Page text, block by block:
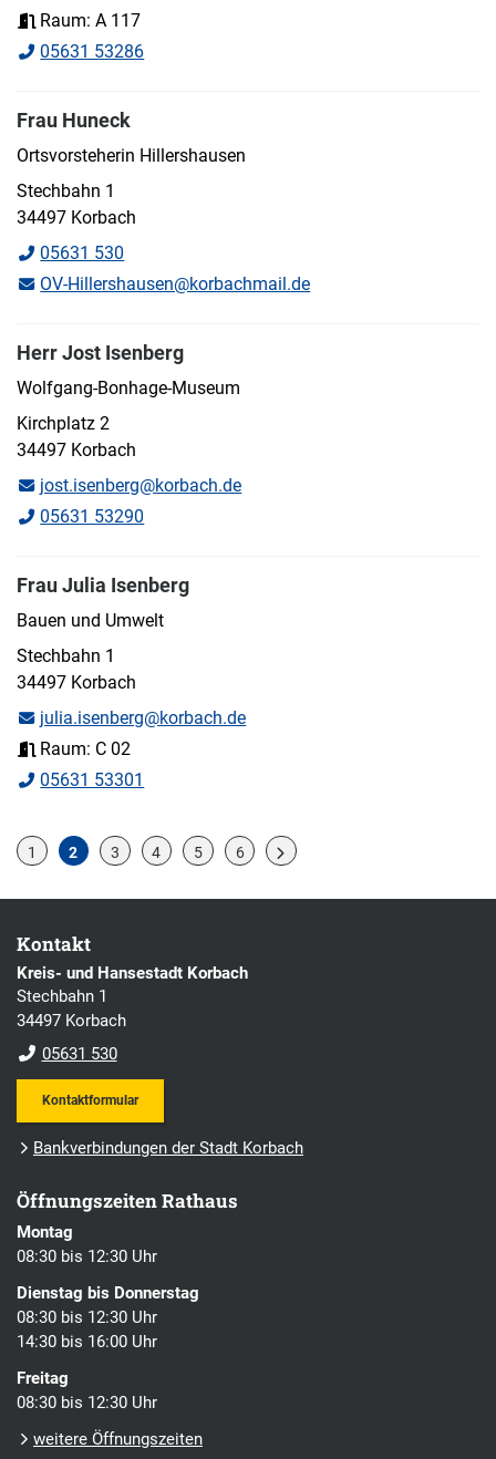
Raum: A 117
05631 53286
Frau Huneck
Ortsvorsteherin Hillershausen
Stechbahn 1
34497 Korbach
05631 530
OV-Hillershausen@korbachmail.de
Herr Jost Isenberg
Wolfgang-Bonhage-Museum
Kirchplatz 2
34497 Korbach
jost.isenberg@korbach.de
05631 53290
Frau Julia Isenberg
Bauen und Umwelt
Stechbahn 1
34497 Korbach
julia.isenberg@korbach.de
Raum: C 02
05631 53301
1 2 3 4 5 6
Kontakt
Kreis- und Hansestadt Korbach
Stechbahn 1
34497 Korbach
05631 530
Kontaktformular
Bankverbindungen der Stadt Korbach
Öffnungszeiten Rathaus
Montag
08:30 bis 12:30 Uhr
Dienstag bis Donnerstag
08:30 bis 12:30 Uhr
14:30 bis 16:00 Uhr
Freitag
08:30 bis 12:30 Uhr
weitere Öffnungszeiten